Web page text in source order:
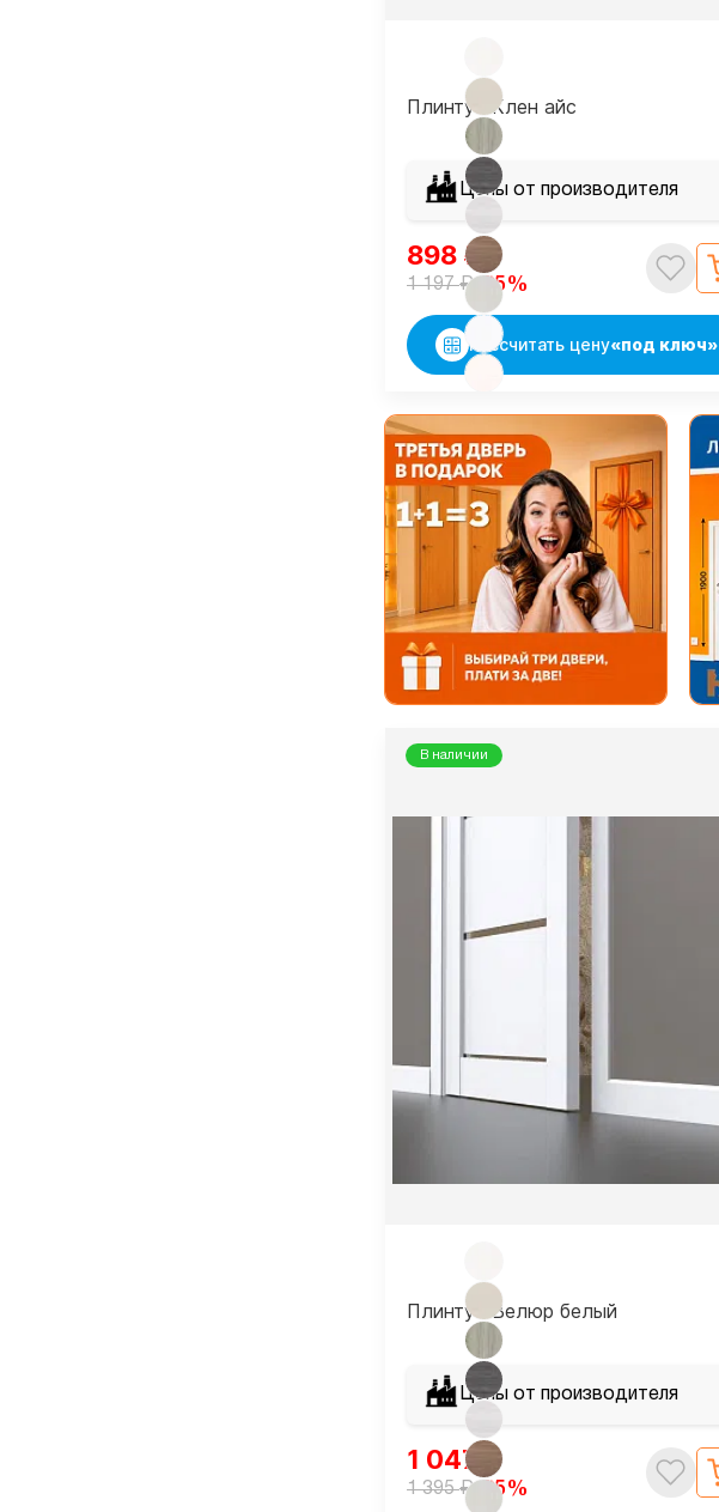
Плинтус Клен айс
Цены от производителя
898 ₽
1 197₽-25%
Рассчитать цену«под ключ»
В наличии
Плинтус Велюр белый
Цены от производителя
1 047 ₽
1 395₽-25%